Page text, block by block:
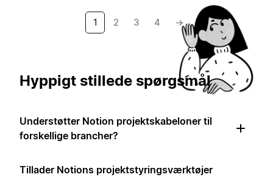
1 2 3 4 →
Hyppigt stillede spørgsmål
Understøtter Notion projektskabeloner til
forskellige brancher?
Tillader Notions projektstyringsværktøjer